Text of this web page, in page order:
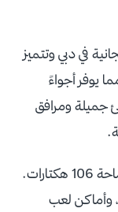
في دبي وتتميز
يوفر أجواءً
جميلة ومرافق
افتتحت الحديقة عام 1994 وتمتد على مساحة 106 هكتارات.
وأماكن لعب